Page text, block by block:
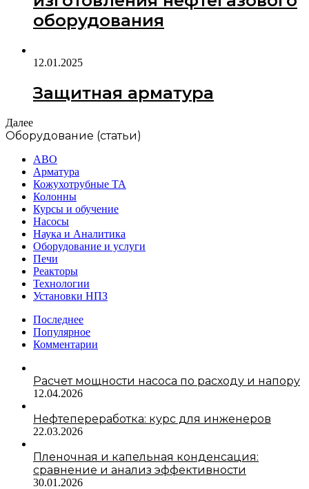
оборудования
12.01.2025
Защитная арматура
Далее
Оборудование (статьи)
АВО
Арматура
Кожухотрубные ТА
Колонны
Курсы и обучение
Насосы
Наука и Аналитика
Оборудование и услуги
Печи
Реакторы
Технологии
Установки НПЗ
Последнее
Популярное
Комментарии
Расчет мощности насоса по расходу и напору
12.04.2026
Нефтепереработка: курс для инженеров
22.03.2026
Пленочная и капельная конденсация:
сравнение и анализ эффективности
30.01.2026